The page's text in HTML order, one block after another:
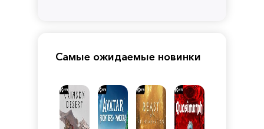
Самые ожидаемые новинки